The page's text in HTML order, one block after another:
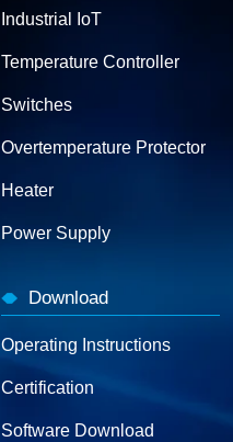
Industrial IoT
Temperature Controller
Switches
Overtemperature Protector
Heater
Power Supply
Download
Operating Instructions
Certification
Software Download